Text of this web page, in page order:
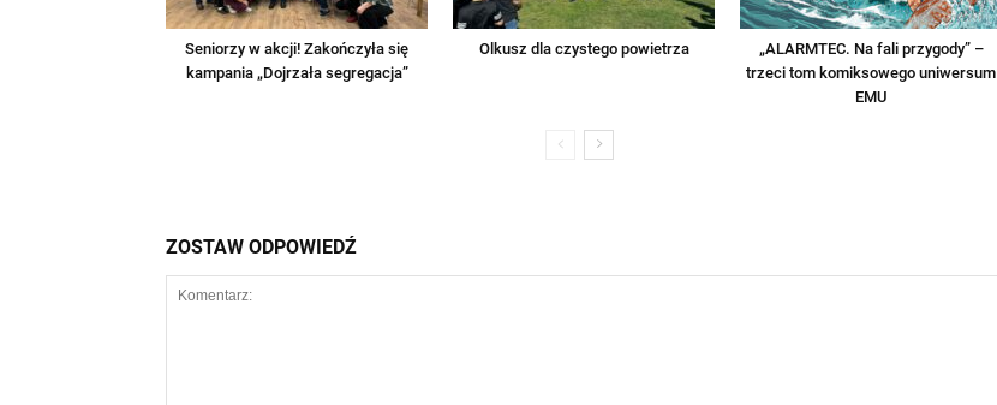
Seniorzy w akcji! Zakończyła się
kampania „Dojrzała segregacja”
Olkusz dla czystego powietrza
„ALARMTEC. Na fali przygody” –
trzeci tom komiksowego uniwersum
EMU
ZOSTAW ODPOWIEDŹ